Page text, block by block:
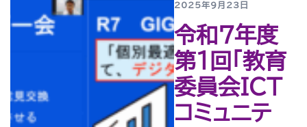
2025年9月23日
令和７年度
第１回「教育
委員会ICT
コミュニテ